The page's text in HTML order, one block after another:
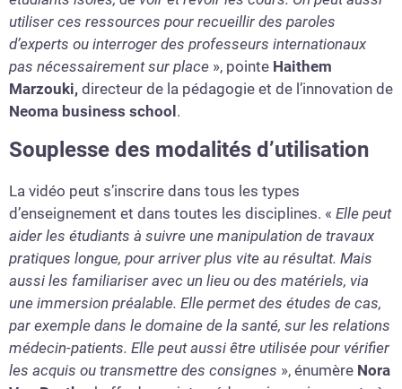
utiliser ces ressources pour recueillir des paroles
d’experts ou interroger des professeurs internationaux
pas nécessairement sur place », pointe Haithem
Marzouki, directeur de la pédagogie et de l’innovation de
Neoma business school.
Souplesse des modalités d’utilisation
La vidéo peut s’inscrire dans tous les types
d’enseignement et dans toutes les disciplines. « Elle peut
aider les étudiants à suivre une manipulation de travaux
pratiques longue, pour arriver plus vite au résultat. Mais
aussi les familiariser avec un lieu ou des matériels, via
une immersion préalable. Elle permet des études de cas,
par exemple dans le domaine de la santé, sur les relations
médecin-patients. Elle peut aussi être utilisée pour vérifier
les acquis ou transmettre des consignes », énumère Nora